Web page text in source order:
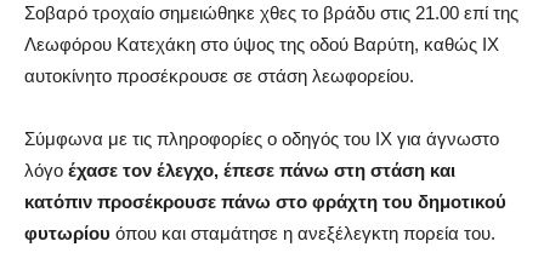
Σοβαρό τροχαίο σημειώθηκε χθες το βράδυ στις 21.00 επί της
Λεωφόρου Κατεχάκη στο ύψος της οδού Βαρύτη, καθώς ΙΧ
αυτοκίνητο προσέκρουσε σε στάση λεωφορείου.
Σύμφωνα με τις πληροφορίες ο οδηγός του ΙΧ για άγνωστο
λόγο έχασε τον έλεγχο, έπεσε πάνω στη στάση και
κατόπιν προσέκρουσε πάνω στο φράχτη του δημοτικού
φυτωρίου όπου και σταμάτησε η ανεξέλεγκτη πορεία του.